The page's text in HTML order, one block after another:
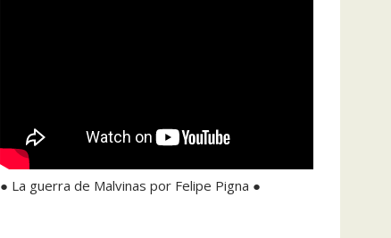
● La guerra de Malvinas por Felipe Pigna ●